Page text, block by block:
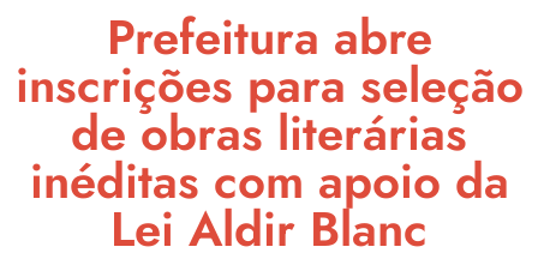
Prefeitura abre
inscrições para seleção
de obras literárias
inéditas com apoio da
Lei Aldir Blanc